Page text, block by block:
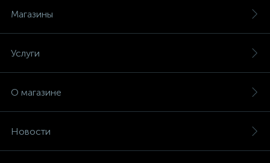
Магазины
Услуги
О магазине
Новости